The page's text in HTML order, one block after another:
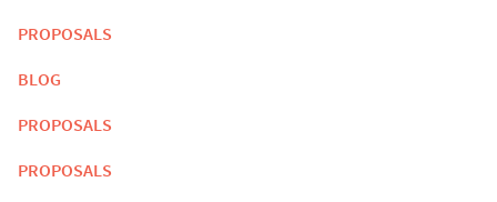
PROPOSALS
BLOG
PROPOSALS
PROPOSALS